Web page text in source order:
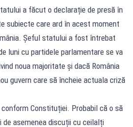
a făcut o declarație de presă în
subiecte care ard în acest moment
Șeful statului a fost întrebat
luni cu partidele parlamentare se va
noua majoritate și dacă România
guvern care să încheie actuala criză
conform Constituției. Probabil că o să
de asemenea discuții cu ceilalți